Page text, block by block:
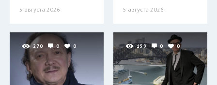
5 августа 2026 5 августа 2026
270 0 0 159 0 0